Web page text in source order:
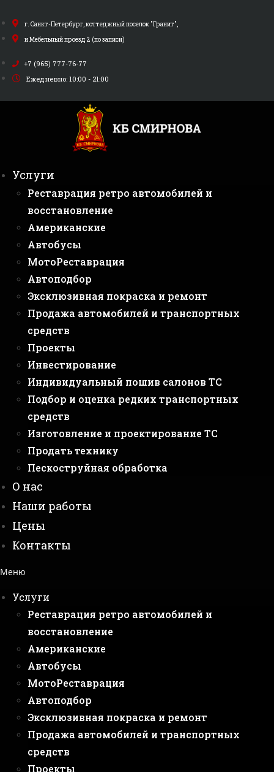
к
содержимому
г. Санкт-Петербург, коттеджный поселок "Гранит",
и Мебельный проезд 2 (по записи)
+7 (965) 777-76-77
Ежедневно: 10:00 - 21:00
Услуги
Реставрация ретро автомобилей и
восстановление
Американские
Автобусы
МотоРеставрация
Автоподбор
Эксклюзивная покраска и ремонт
Продажа автомобилей и транспортных
средств
Проекты
Инвестирование
Индивидуальный пошив салонов ТС
Подбор и оценка редких транспортных
средств
Изготовление и проектирование ТС
Продать технику
Пескоструйная обработка
О нас
Наши работы
Цены
Контакты
Меню
Услуги
Реставрация ретро автомобилей и
восстановление
Американские
Автобусы
МотоРеставрация
Автоподбор
Эксклюзивная покраска и ремонт
Продажа автомобилей и транспортных
средств
Проекты